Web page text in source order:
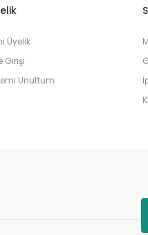
Üyelik
Girişi
Unuttum